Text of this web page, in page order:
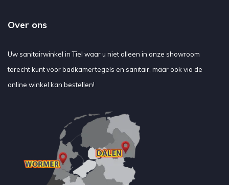
Over ons
Uw sanitairwinkel in Tiel waar u niet alleen in onze showroom
terecht kunt voor badkamertegels en sanitair, maar ook via de
online winkel kan bestellen!